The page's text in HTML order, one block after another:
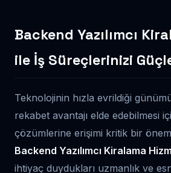
Backend Yazılımcı
ile İş Süreçlerinizi
Teknolojinin hızla evrildiği
rekabet avantajı elde edebilmesi
çözümlerine erişimi kritik bir
Backend Yazılımcı Kiralama
ihtiyaç duydukları uzmanlık ve